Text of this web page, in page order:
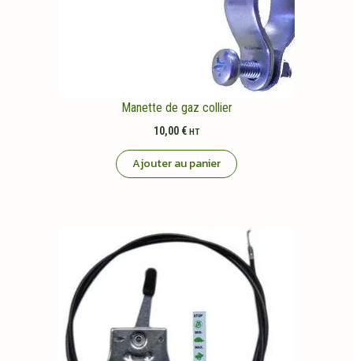
Manette de gaz collier
10,00 € HT
Ajouter au panier